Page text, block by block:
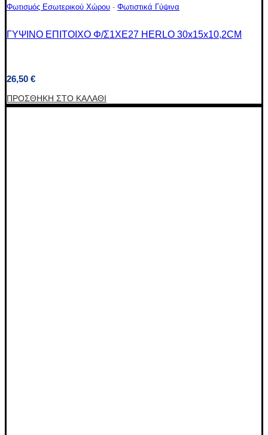
Φωτισμός Εσωτερικού Χώρου - Φωτιστικά Γύψινα
ΓΥΨΙΝΟ ΕΠΙΤΟΙΧΟ Φ/Σ1XΕ27 HERLO 30x15x10,2CM
26,50 €
ΠΡΟΣΘΉΚΗ ΣΤΟ ΚΑΛΆΘΙ